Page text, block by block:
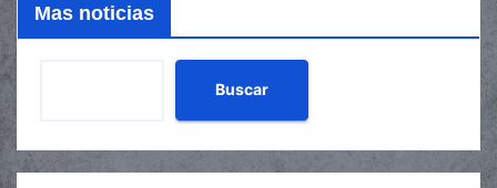
Mas noticias
Buscar